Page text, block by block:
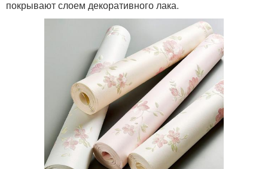
покрывают слоем декоративного лака.